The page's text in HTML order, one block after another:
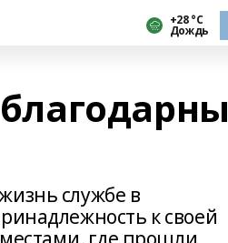
+28 °С
Дождь
службе в
к своей